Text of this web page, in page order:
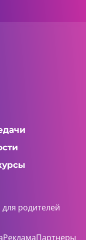
для родителей
РекламаПартнеры